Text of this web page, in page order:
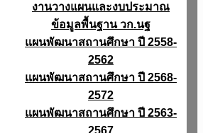
งานวางแผนและงบประมาณ
ข้อมูลพื้นฐาน วก.นฐ
แผนพัฒนาสถานศึกษา ปี 2558-
2562
แผนพัฒนาสถานศึกษา ปี 2568-
2572
แผนพัฒนาสถานศึกษา ปี 2563-
2567